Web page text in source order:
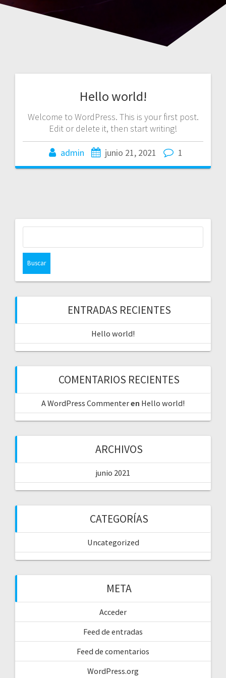
Hello world!
Welcome to WordPress. This is your first post.
Edit or delete it, then start writing!
admin junio 21, 2021 1
ENTRADAS RECIENTES
Hello world!
COMENTARIOS RECIENTES
A WordPress Commenteren Hello world!
ARCHIVOS
junio 2021
CATEGORÍAS
Uncategorized
META
Acceder
Feed de entradas
Feed de comentarios
WordPress.org